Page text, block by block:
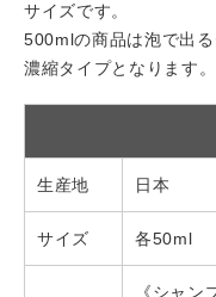
サイズです。
500mlの商品は泡で出
濃縮タイプとなります。
生産地 日本
サイズ 各50ml
《シャン